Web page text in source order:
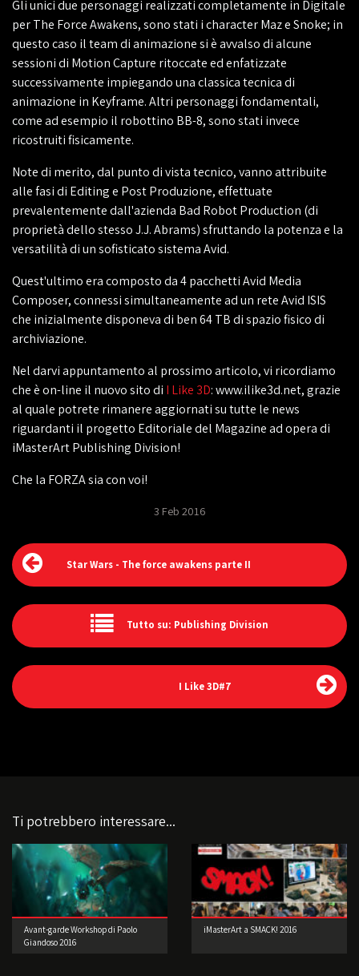
Gli unici due personaggi realizzati completamente in Digitale
per The Force Awakens, sono stati i character Maz e Snoke; in
questo caso il team di animazione si è avvalso di alcune
sessioni di Motion Capture ritoccate ed enfatizzate
successivamente impiegando una classica tecnica di
animazione in Keyframe. Altri personaggi fondamentali,
come ad esempio il robottino BB-8, sono stati invece
ricostruiti fisicamente.
Note di merito, dal punto di vista tecnico, vanno attribuite
alle fasi di Editing e Post Produzione, effettuate
prevalentemente dall'azienda Bad Robot Production (di
proprietà dello stesso J.J. Abrams) sfruttando la potenza e la
versatilità di un sofisticato sistema Avid.
Quest'ultimo era composto da 4 pacchetti Avid Media
Composer, connessi simultaneamente ad un rete Avid ISIS
che inizialmente disponeva di ben 64 TB di spazio fisico di
archiviazione.
Nel darvi appuntamento al prossimo articolo, vi ricordiamo
che è on-line il nuovo sito di I Like 3D: www.ilike3d.net, grazie
al quale potrete rimanere aggiornati su tutte le news
riguardanti il progetto Editoriale del Magazine ad opera di
iMasterArt Publishing Division!
Che la FORZA sia con voi!
3 Feb 2016
Star Wars - The force awakens parte II
Tutto su: Publishing Division
I Like 3D#7
Ti potrebbero interessare...
Avant-garde Workshop di Paolo
Giandoso 2016
iMasterArt a SMACK! 2016